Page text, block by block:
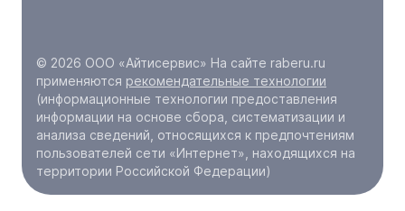
© 2026 ООО «Айтисервис» На сайте raberu.ru
применяются рекомендательные технологии
(информационные технологии предоставления
информации на основе сбора, систематизации и
анализа сведений, относящихся к предпочтениям
пользователей сети «Интернет», находящихся на
территории Российской Федерации)